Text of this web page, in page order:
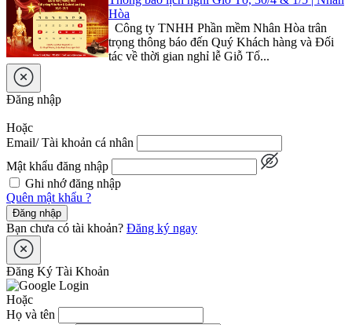
Hòa
Công ty TNHH Phần mềm Nhân Hòa trân
trọng thông báo đến Quý Khách hàng và Đối
tác về thời gian nghỉ lễ Giỗ Tổ...
Đăng nhập
Hoặc
Email/ Tài khoản cá nhân
Mật khẩu đăng nhập
Ghi nhớ đăng nhập
Quên mật khẩu ?
Đăng nhập
Bạn chưa có tài khoản? Đăng ký ngay
Đăng Ký Tài Khoản
Hoặc
Họ và tên